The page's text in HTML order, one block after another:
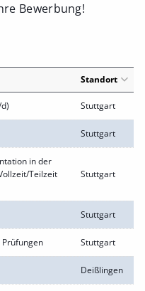
Bewerbung!
Standort
Stuttgart
Stuttgart
in der
Teilzeit
Stuttgart
Stuttgart
Stuttgart
Deißlingen